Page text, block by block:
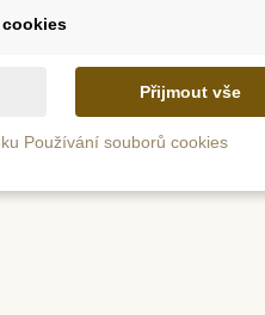
akvarelem (nekroutí
Přijmout vše
Používání souborů cookies